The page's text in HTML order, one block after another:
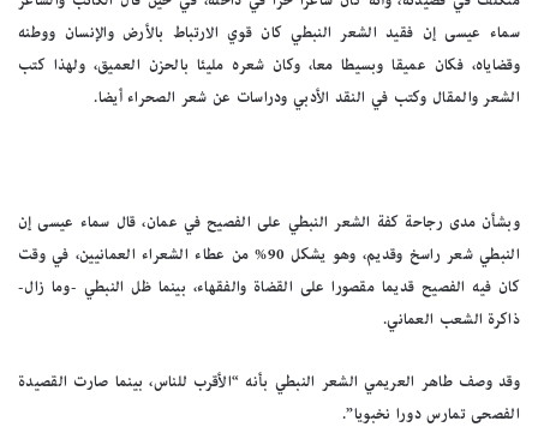
سماء عيسى إن فقيد الشعر النبطي كان قوي الارتباط بالأرض والإنسان ووطنه
وقضاياه، فكان عميقا وبسيطا معا، وكان شعره مليئا بالحزن العميق، ولهذا كتب
الشعر والمقال وكتب في النقد الأدبي ودراسات عن شعر الصحراء أيضا.
وبشأن مدى رجاحة كفة الشعر النبطي على الفصيح في عمان، قال سماء عيسى إن
النبطي شعر راسخ وقديم، وهو يشكل 90% من عطاء الشعراء العمانيين، في وقت
كان فيه الفصيح قديما مقصورا على القضاة والفقهاء، بينما ظل النبطي -وما زال-
ذاكرة الشعب العماني.
وقد وصف طاهر العريمي الشعر النبطي بأنه “الأقرب للناس، بينما صارت القصيدة
الفصحى تمارس دورا نخبويا”.